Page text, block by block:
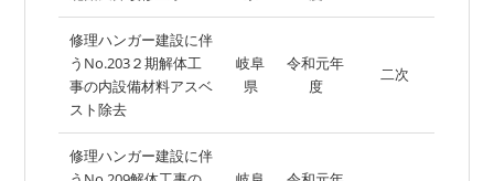
修理ハンガー建設に伴
うNo.203２期解体工
事の内設備材料アスベ
スト除去
岐阜
県
令和元年
度
二次
修理ハンガー建設に伴